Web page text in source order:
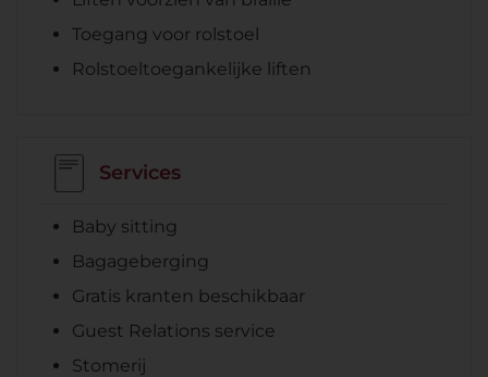
Toegang voor rolstoel
Rolstoeltoegankelijke liften
Services
Baby sitting
Bagageberging
Gratis kranten beschikbaar
Guest Relations service
Stomerij